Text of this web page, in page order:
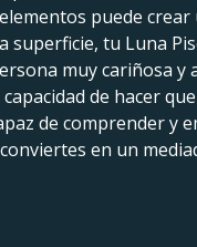
puede crear
tu Luna
muy cariñosa y
de hacer
de comprender y
en un